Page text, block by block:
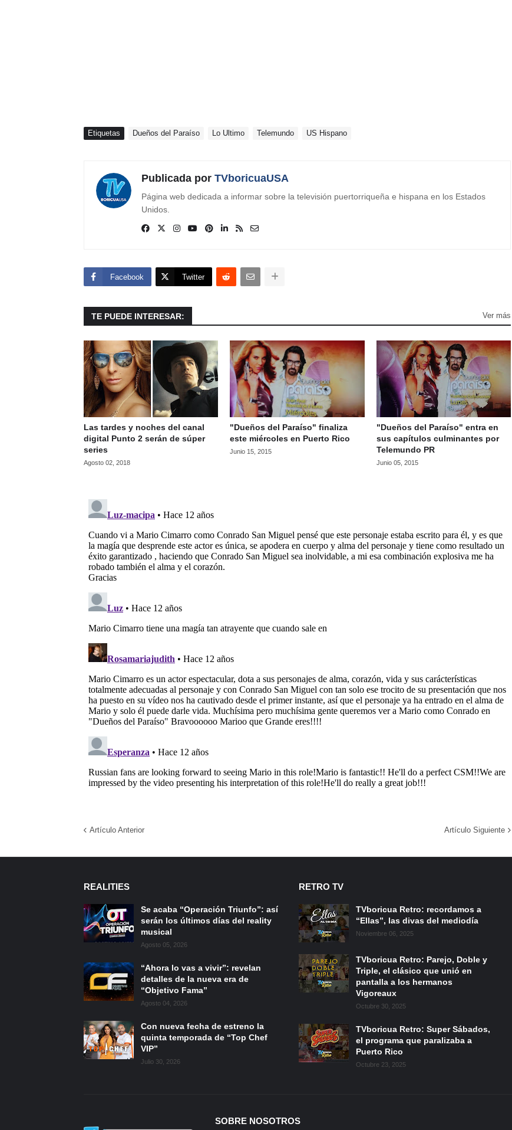
Etiquetas Dueños del Paraíso Lo Ultimo Telemundo US Hispano
Publicada por TVboricuaUSA
Página web dedicada a informar sobre la televisión puertorriqueña e hispana en los Estados
Unidos.
Facebook Twitter
TE PUEDE INTERESAR: Ver más
Las tardes y noches del canal
digital Punto 2 serán de súper
series
Agosto 02, 2018
"Dueños del Paraíso" finaliza
este miércoles en Puerto Rico
Junio 15, 2015
"Dueños del Paraíso" entra en
sus capítulos culminantes por
Telemundo PR
Junio 05, 2015
Artículo Anterior Artículo Siguiente
REALITIES
Se acaba “Operación Triunfo”: así
serán los últimos días del reality
musical
Agosto 05, 2026
“Ahora lo vas a vivir”: revelan
detalles de la nueva era de
“Objetivo Fama”
Agosto 04, 2026
Con nueva fecha de estreno la
quinta temporada de “Top Chef
VIP”
Julio 30, 2026
RETRO TV
TVboricua Retro: recordamos a
“Ellas”, las divas del mediodía
Noviembre 06, 2025
TVboricua Retro: Parejo, Doble y
Triple, el clásico que unió en
pantalla a los hermanos
Vigoreaux
Octubre 30, 2025
TVboricua Retro: Super Sábados,
el programa que paralizaba a
Puerto Rico
Octubre 23, 2025
SOBRE NOSOTROS